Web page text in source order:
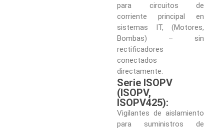
para circuitos de
corriente principal en
sistemas IT, (Motores,
Bombas) – sin
rectificadores
conectados
directamente.
Serie ISOPV
(ISOPV,
ISOPV425):
Vigilantes de aislamiento
para suministros de